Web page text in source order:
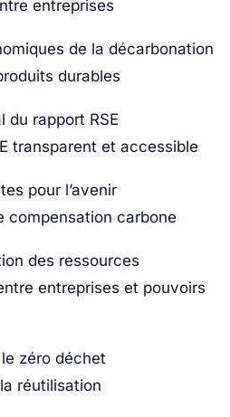
entreprises
de la décarbonation
durables
du rapport RSE
transparent et accessible
pour l’avenir
compensation carbone
des ressources
entreprises et pouvoirs
zéro déchet
réutilisation